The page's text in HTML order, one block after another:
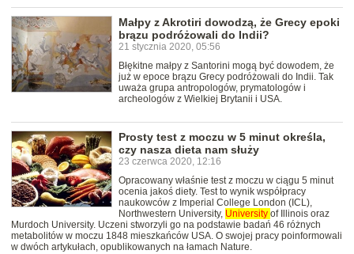
Małpy z Akrotiri dowodzą, że Grecy epoki
brązu podróżowali do Indii?
21 stycznia 2020, 05:56
Błękitne małpy z Santorini mogą być dowodem, że
już w epoce brązu Grecy podróżowali do Indii. Tak
uważa grupa antropologów, prymatologów i
archeologów z Wielkiej Brytanii i USA.
Prosty test z moczu w 5 minut określa,
czy nasza dieta nam służy
23 czerwca 2020, 12:16
Opracowany właśnie test z moczu w ciągu 5 minut
ocenia jakoś diety. Test to wynik współpracy
naukowców z Imperial College London (ICL),
Northwestern University, University of Illinois oraz
Murdoch University. Uczeni stworzyli go na podstawie badań 46 różnych
metabolitów w moczu 1848 mieszkańców USA. O swojej pracy poinformowali
w dwóch artykułach, opublikowanych na łamach Nature.